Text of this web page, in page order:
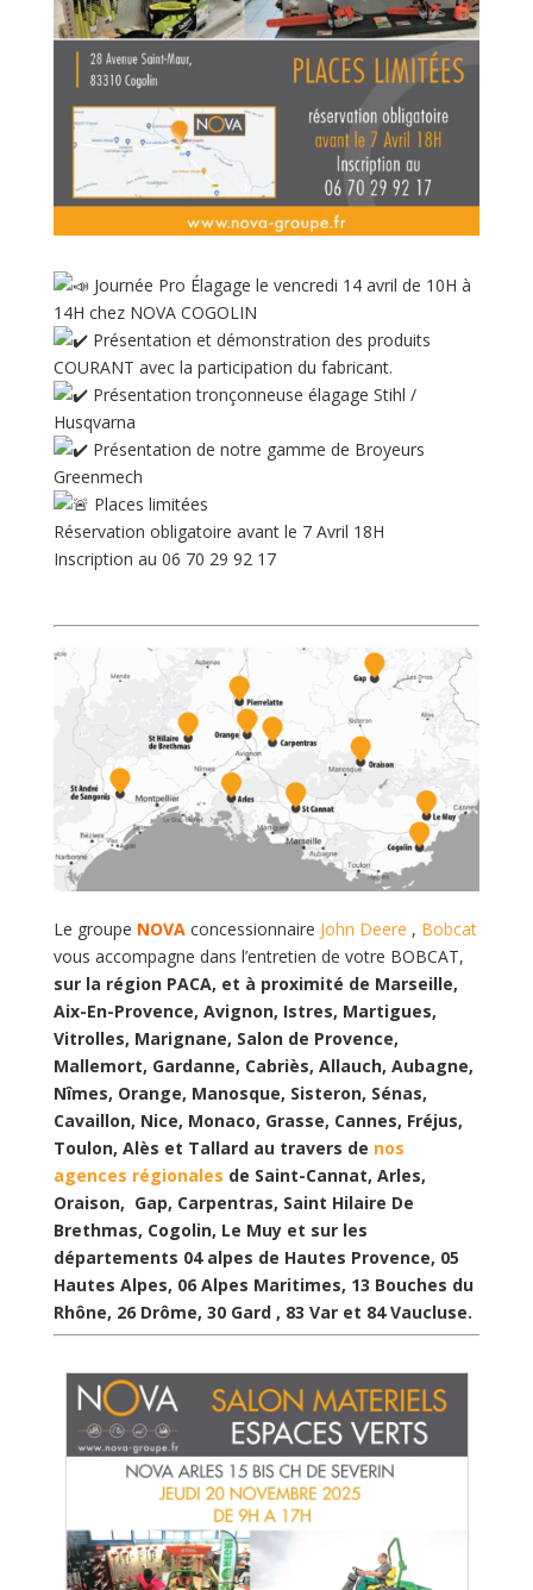
Journée Pro Élagage le vencredi 14 avril de 10H à
14H chez NOVA COGOLIN
Présentation et démonstration des produits
COURANT avec la participation du fabricant.
Présentation tronçonneuse élagage Stihl /
Husqvarna
Présentation de notre gamme de Broyeurs
Greenmech
Places limitées
Réservation obligatoire avant le 7 Avril 18H
Inscription au 06 70 29 92 17
Le groupe NOVA concessionnaire John Deere , Bobcat
vous accompagne dans l’entretien de votre BOBCAT,
sur la région PACA, et à proximité de Marseille,
Aix-En-Provence, Avignon, Istres, Martigues,
Vitrolles, Marignane, Salon de Provence,
Mallemort, Gardanne, Cabriès, Allauch, Aubagne,
Nîmes, Orange, Manosque, Sisteron, Sénas,
Cavaillon, Nice, Monaco, Grasse, Cannes, Fréjus,
Toulon, Alès et Tallard au travers de nos
agences régionales de Saint-Cannat, Arles,
Oraison, Gap, Carpentras, Saint Hilaire De
Brethmas, Cogolin, Le Muy et sur les
départements 04 alpes de Hautes Provence, 05
Hautes Alpes, 06 Alpes Maritimes, 13 Bouches du
Rhône, 26 Drôme, 30 Gard , 83 Var et 84 Vaucluse.